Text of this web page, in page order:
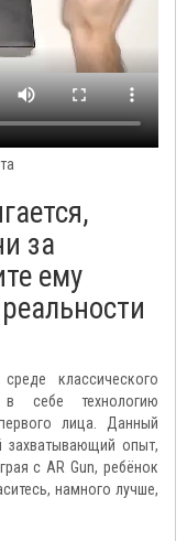
за
ему
классического
себе технологию
лица. Данный
захватывающий опыт,
с AR Gun, ребёнок
намного лучше,